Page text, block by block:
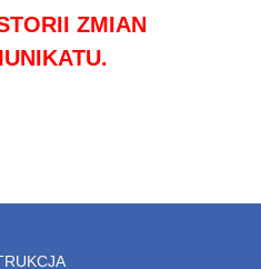
ZMIAN